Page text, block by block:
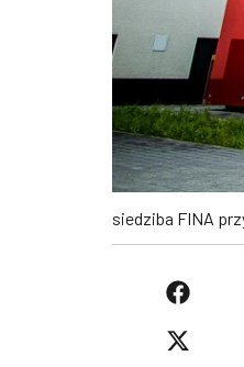
siedziba FINA